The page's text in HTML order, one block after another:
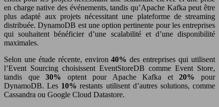
en charge native des événements, tandis qu’Apache Kafka peut être
plus adapté aux projets nécessitant une plateforme de streaming
distribuée. DynamoDB est une option pertinente pour les entreprises
qui souhaitent bénéficier d’une scalabilité et d’une disponibilité
maximales.
Selon une étude récente, environ40%des entreprises qui utilisent
l’Event Sourcing choisissent EventStoreDB comme Event Store,
tandis que30% optent pour Apache Kafka et20%pour
DynamoDB. Les 10%restants utilisent d’autres solutions, comme
Cassandra ou Google Cloud Datastore.